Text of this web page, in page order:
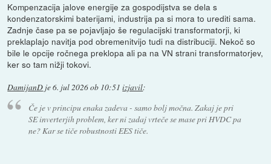
Kompenzacija jalove energije za gospodijstva se dela s
kondenzatorskimi baterijami, industrija pa si mora to urediti sama.
Zadnje čase pa se pojavljajo še regulacijski transformatorji, ki
preklaplajo navitja pod obremenitvijo tudi na distribuciji. Nekoč so
bile le opcije ročnega preklopa ali pa na VN strani transformatorjev,
ker so tam nižji tokovi.
DamijanD je6. jul 2026 ob 10:51 izjavil:
Če je v principu enaka zadeva - samo bolj močna. Zakaj je pri
SE inverterjih problem, ker ni zadaj vrteče se mase pri HVDC pa
ne? Kar se tiče robustnosti EES tiče.